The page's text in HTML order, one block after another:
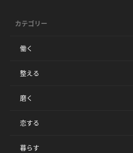
カテゴリー
働く
整える
磨く
恋する
暮らす